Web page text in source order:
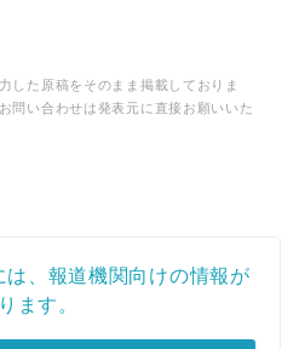
した原稿をそのまま掲載しておりま
問い合わせは発表元に直接お願いいた
は、報道機関向けの情報が
ます。